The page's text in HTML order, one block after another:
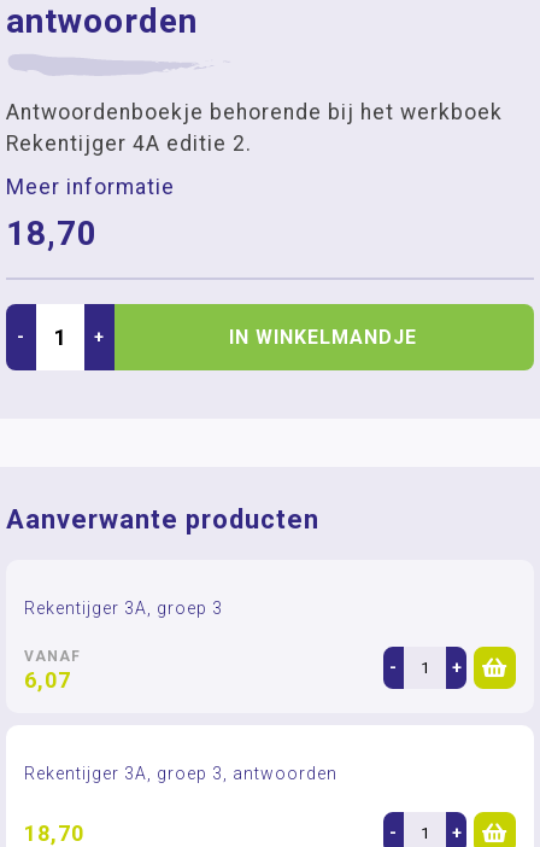
antwoorden
Antwoordenboekje behorende bij het werkboek
Rekentijger 4A editie 2.
Meer informatie
18,70
- + IN WINKELMANDJE
Aanverwante producten
Rekentijger 3A, groep 3
VANAF
6,07 - +
Rekentijger 3A, groep 3, antwoorden
18,70 - +